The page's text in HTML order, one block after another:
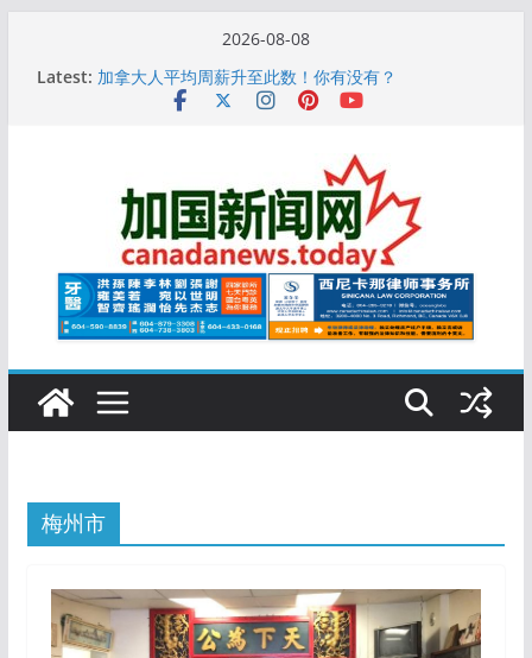
2026-08-08
Latest: 个月
加拿大人平均周薪升至此数！你有没有？
特鲁多半裸与水果姐海滩激吻! 热恋一年感情持续升温
更多名校恢复SAT 考试，新学年大学申请开跑7个大不
梅州市